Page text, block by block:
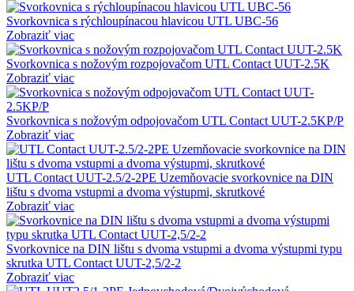
Svorkovnica s rýchloupínacou hlavicou UTL UBC-56
Zobraziť viac
Svorkovnica s nožovým rozpojovačom UTL Contact UUT-2.5K
Zobraziť viac
Svorkovnica s nožovým odpojovačom UTL Contact UUT-2.5KP/P
Zobraziť viac
UTL Contact UUT-2.5/2-2PE Uzemňovacie svorkovnice na DIN
lištu s dvoma vstupmi a dvoma výstupmi, skrutkové
Zobraziť viac
Svorkovnice na DIN lištu s dvoma vstupmi a dvoma výstupmi typu
skrutka UTL Contact UUT-2,5/2-2
Zobraziť viac